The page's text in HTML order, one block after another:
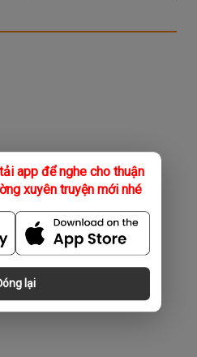
app để nghe cho thuận
xuyên truyện mới nhé
lại